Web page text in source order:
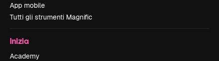
App mobile
Tutti gli strumenti Magnific
Inizia
Academy